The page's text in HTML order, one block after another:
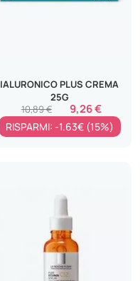
IALURONICO PLUS CREMA
25G
9,26 €
10,89 €
RISPARMI: -1.63€ (15%)